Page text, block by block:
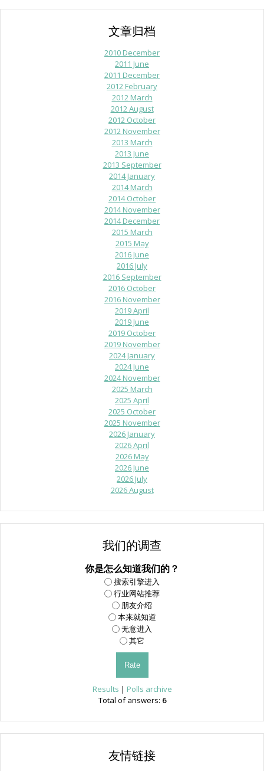
文章归档
2010 December
2011 June
2011 December
2012 February
2012 March
2012 August
2012 October
2012 November
2013 March
2013 June
2013 September
2014 January
2014 March
2014 October
2014 November
2014 December
2015 March
2015 May
2016 June
2016 July
2016 September
2016 October
2016 November
2019 April
2019 June
2019 October
2019 November
2024 January
2024 June
2024 November
2025 March
2025 April
2025 October
2025 November
2026 January
2026 April
2026 May
2026 June
2026 July
2026 August
我们的调查
你是怎么知道我们的？
搜索引擎进入
行业网站推荐
朋友介绍
本来就知道
无意进入
其它
Results | Polls archive
Total of answers: 6
友情链接